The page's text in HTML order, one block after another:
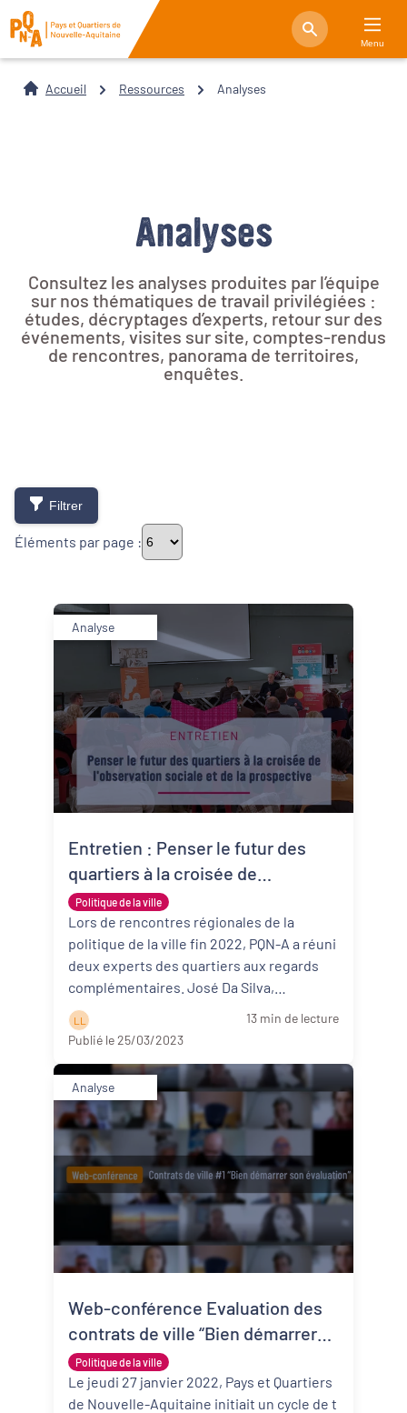
Menu
Accueil Ressources Analyses
Analyses
Consultez les analyses produites par l’équipe
sur nos thématiques de travail privilégiées :
études, décryptages d’experts, retour sur des
événements, visites sur site, comptes-rendus
de rencontres, panorama de territoires,
enquêtes.
Filtrer
Éléments par page :
Thématiques
Démarches alimentaires de territoire
Développement territorial
Inclusion numérique
Politique de la ville
Revitalisation des centres-bourgs et
centres-villes
Dynamiques territoriales pour l’emploi
Transitions
Date de publication
Analyse
Politique de la ville
Entretien : Penser le futur des
quartiers à la croisée de
l’observation sociale et de la
prospective
Lors de rencontres régionales de la
politique de la ville fin 2022, PQN-A a réuni
deux experts des quartiers aux regards
complémentaires. José Da Silva,
la suite
L L
13 min de lecture
Publié le 25/03/2023
Analyse
Politique de la ville
Web-conférence Evaluation des
contrats de ville “Bien démarrer
son évaluation” : replay et points
clés
Le jeudi 27 janvier 2022, Pays et Quartiers
de Nouvelle-Aquitaine initiait un cycle de t